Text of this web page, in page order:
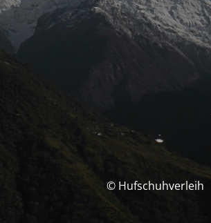
© Hufschuhverleih